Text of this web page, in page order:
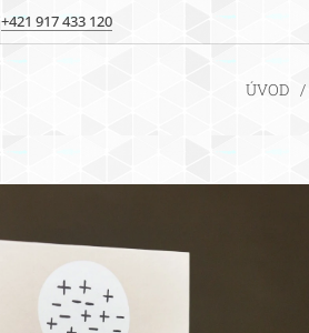
+421 917 433 120
ÚVOD